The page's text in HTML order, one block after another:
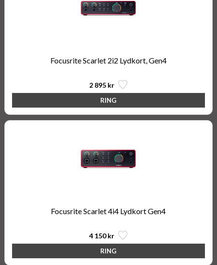
Focusrite Scarlet 2i2 Lydkort, Gen4
2 895 kr
Focusrite Scarlet 4i4 Lydkort Gen4
4 150 kr